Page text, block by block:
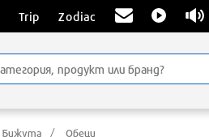
Trip Zodiac
Бижута Обеци